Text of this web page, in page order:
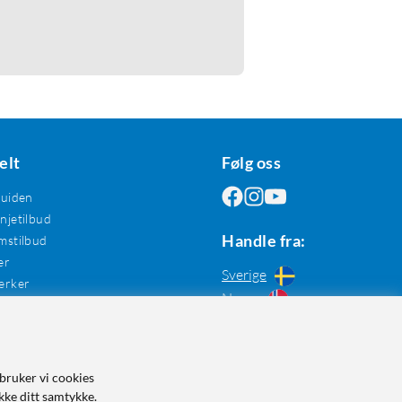
Følg oss
Handle fra:
Sverige
Norge
vi cookies
ditt samtykke.